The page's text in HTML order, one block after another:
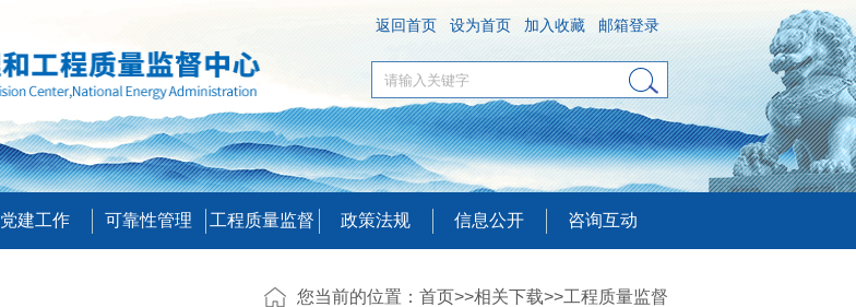
返回首页 设为首页 加入收藏 邮箱登录
党建工作 可靠性管理 工程质量监督 政策法规 信息公开 咨询互动
您当前的位置： 首页>>相关下载>>工程质量监督